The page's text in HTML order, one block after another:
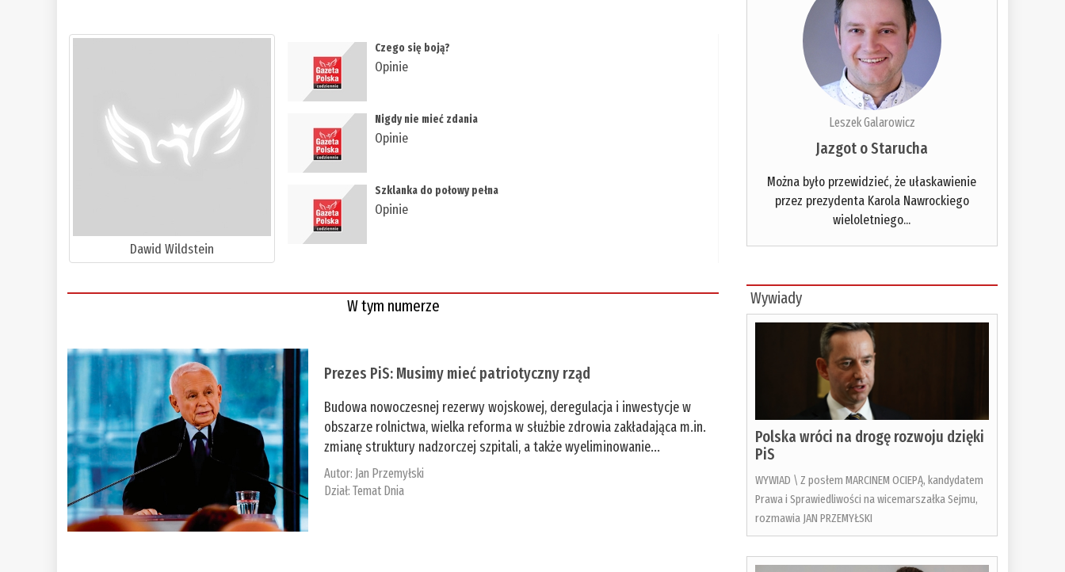
Dawid Wildstein
Czego się boją?
Opinie
Nigdy nie mieć zdania
Opinie
Szklanka do połowy pełna
Opinie
W tym numerze
Prezes PiS: Musimy mieć patriotyczny rząd
Budowa nowoczesnej rezerwy wojskowej, deregulacja i inwestycje w
obszarze rolnictwa, wielka reforma w służbie zdrowia zakładająca m.in.
zmianę struktury nadzorczej szpitali, a także wyeliminowanie...
Autor: Jan Przemyłski
Dział:Temat Dnia
Leszek Galarowicz
Jazgot o Starucha
Można było przewidzieć, że ułaskawienie
przez prezydenta Karola Nawrockiego
wieloletniego...
Wywiady
Polska wróci na drogę rozwoju dzięki
PiS
WYWIAD \ Z posłem MARCINEM OCIEPĄ, kandydatem
Prawa i Sprawiedliwości na wicemarszałka Sejmu,
rozmawia JAN PRZEMYŁSKI